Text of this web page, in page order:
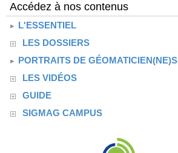
Accédez à nos contenus
L'ESSENTIEL
LES DOSSIERS
PORTRAITS DE GÉOMATICIEN(NE)S
LES VIDÉOS
GUIDE
SIGMAG CAMPUS